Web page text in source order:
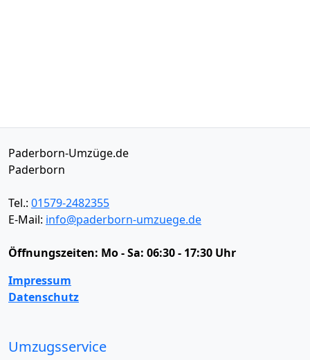
Paderborn-Umzüge.de
Paderborn
Tel.: 01579-2482355
E-Mail: info@paderborn-umzuege.de
Öffnungszeiten: Mo - Sa: 06:30 - 17:30 Uhr
Impressum
Datenschutz
Umzugsservice